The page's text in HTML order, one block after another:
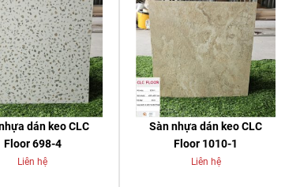
dán keo CLC
Floor 698-4
Liên hệ
Sàn nhựa dán keo CLC
Floor 1010-1
Liên hệ